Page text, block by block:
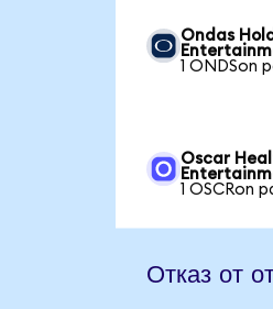
Ondas
1 ONDSon
Oscar
1 OSCRon
Отказ от